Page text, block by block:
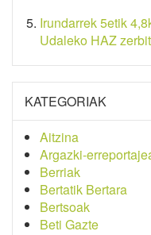
Irundarrek 5etik
Udaleko HAZ
KATEGORIAK
Aitzina
Argazki-
Berriak
Bertatik Bertara
Bertsoak
Beti Gazte